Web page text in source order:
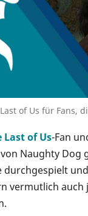
of Us für Fans,
Last of Us-Fan
Naughty Dog
durchgespielt
vermutlich auch